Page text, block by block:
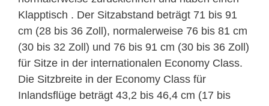
Klapptisch . Der Sitzabstand beträgt 71 bis 91
cm (28 bis 36 Zoll), normalerweise 76 bis 81 cm
(30 bis 32 Zoll) und 76 bis 91 cm (30 bis 36 Zoll)
für Sitze in der internationalen Economy Class.
Die Sitzbreite in der Economy Class für
Inlandsflüge beträgt 43,2 bis 46,4 cm (17 bis